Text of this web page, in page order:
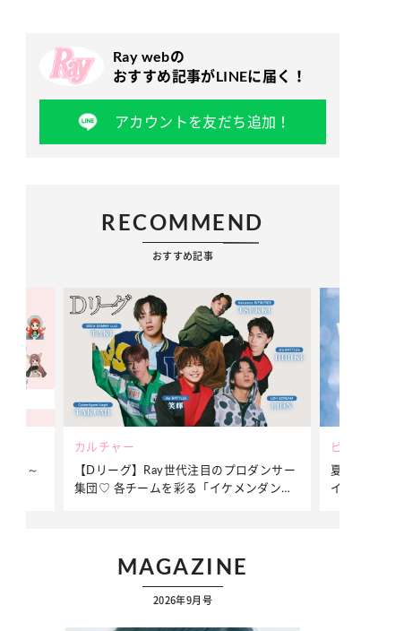
Ray webの
おすすめ記事がLINEに届く！
アカウントを友だち追加！
RECOMMEND
おすすめ記事
サー
ビューティー
夏だからこそ“水分”が大切！くずれないメ
イクをつくる【保湿ケア】アイテム3選
ファッション
簡単アレン
ぷりの【そ
MAGAZINE
2026年9月号